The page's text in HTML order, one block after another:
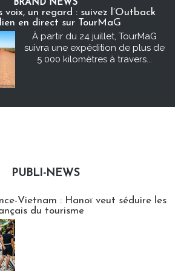
BRAND NEWS
voix, un regard : suivez l’Outback
en direct sur TourMaG
À partir du 24 juillet, TourMaG
suivra une expédition de plus de
5 000 kilomètres à travers...
PUBLI-NEWS
Vietnam : Hanoï veut séduire les
du tourisme